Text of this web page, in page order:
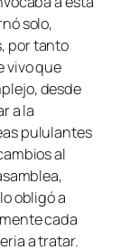
solo,
por tanto
vivo que
desde
a la
pululantes
al
obligó a
cada
a tratar.